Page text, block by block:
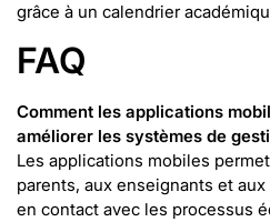
grâce à un calendrier
FAQ
Comment les applications
améliorer les systèmes de
Les applications mobiles
parents, aux enseignants et
en contact avec les processus